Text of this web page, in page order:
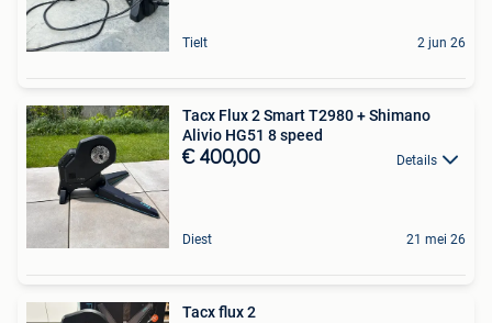
Tielt 2 jun 26
Tacx Flux 2 Smart T2980 + Shimano
Alivio HG51 8 speed
€ 400,00 Details
Diest 21 mei 26
Tacx flux 2